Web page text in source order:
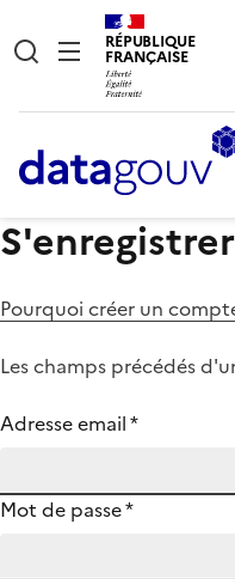
RÉPUBLIQUE
FRANÇAISE
S'enregistrer
Pourquoi créer un
Les champs précédés
Adresse email*
Mot de passe*